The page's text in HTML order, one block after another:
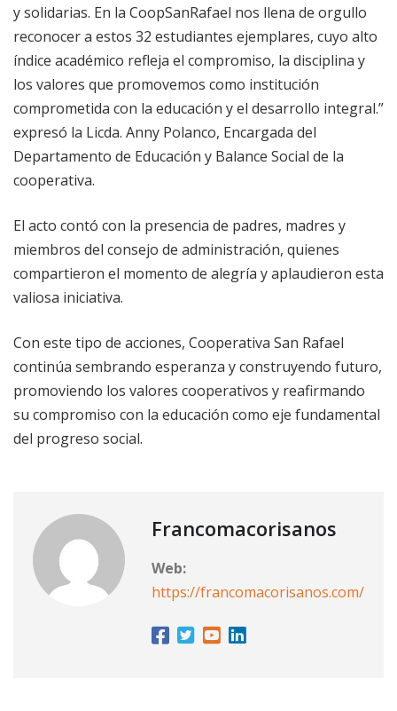
y solidarias. En la CoopSanRafael nos llena de orgullo
reconocer a estos 32 estudiantes ejemplares, cuyo alto
índice académico refleja el compromiso, la disciplina y
los valores que promovemos como institución
comprometida con la educación y el desarrollo integral.”
expresó la Licda. Anny Polanco, Encargada del
Departamento de Educación y Balance Social de la
cooperativa.
El acto contó con la presencia de padres, madres y
miembros del consejo de administración, quienes
compartieron el momento de alegría y aplaudieron esta
valiosa iniciativa.
Con este tipo de acciones, Cooperativa San Rafael
continúa sembrando esperanza y construyendo futuro,
promoviendo los valores cooperativos y reafirmando
su compromiso con la educación como eje fundamental
del progreso social.
Francomacorisanos
Web:
https://francomacorisanos.com/